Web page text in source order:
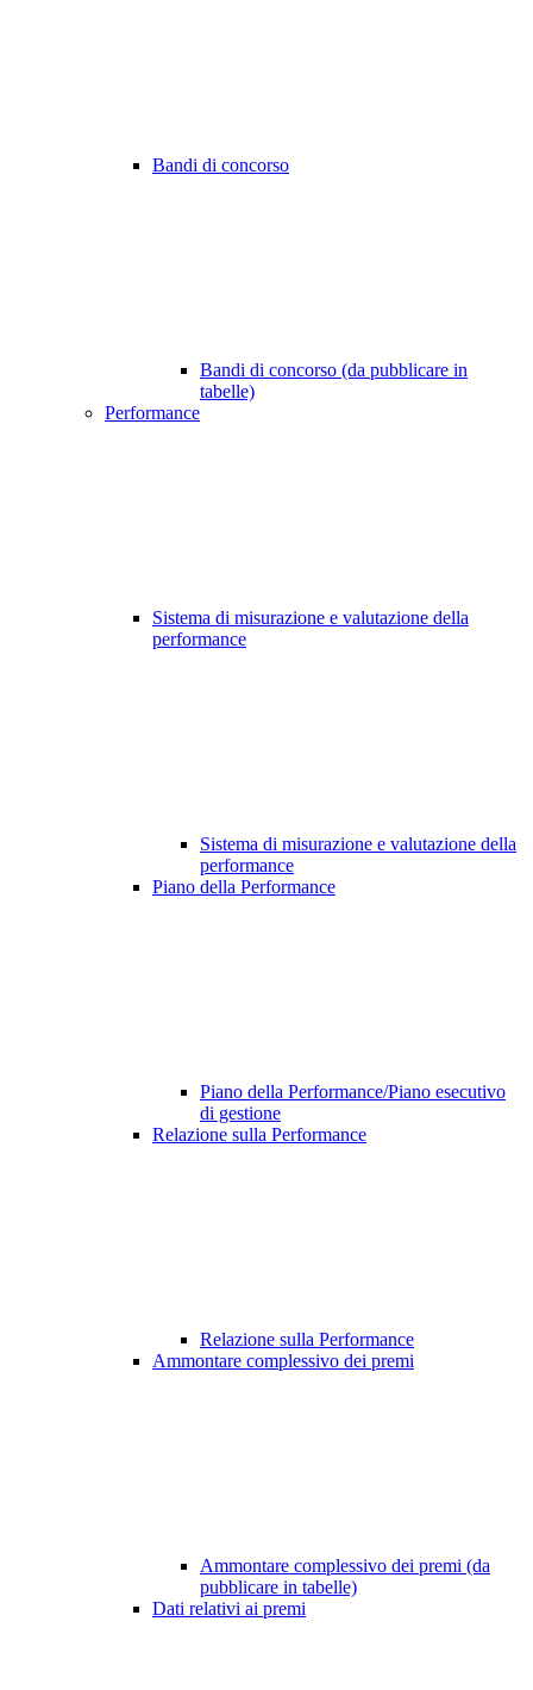
Bandi di concorso
Bandi di concorso (da pubblicare in
tabelle)
Performance
Sistema di misurazione e valutazione della
performance
Sistema di misurazione e valutazione della
performance
Piano della Performance
Piano della Performance/Piano esecutivo
di gestione
Relazione sulla Performance
Relazione sulla Performance
Ammontare complessivo dei premi
Ammontare complessivo dei premi (da
pubblicare in tabelle)
Dati relativi ai premi